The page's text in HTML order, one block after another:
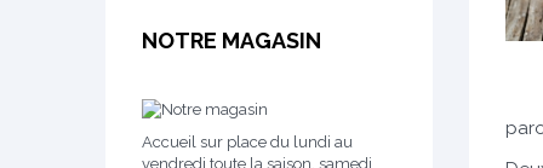
NOTRE MAGASIN
Accueil sur place du lundi au
vendredi toute la saison. samedi